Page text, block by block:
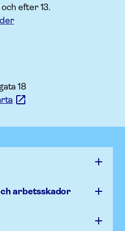
och efter 13.
18
arbets­skador